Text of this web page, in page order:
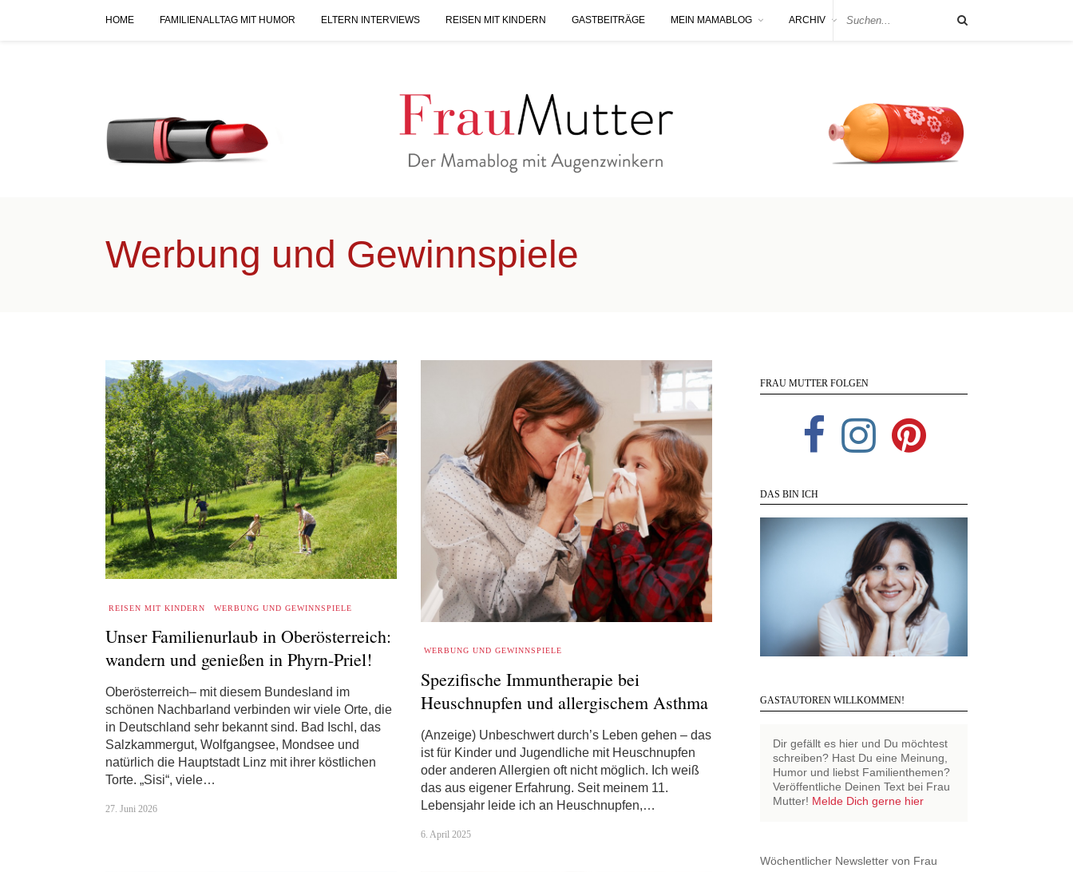
HOME FAMILIENALLTAG MIT HUMOR ELTERN INTERVIEWS REISEN MIT KINDERN GASTBEITRÄGE MEIN MAMABLOG ARCHIV
Werbung und Gewinnspiele
REISEN MIT KINDERN WERBUNG UND GEWINNSPIELE
Unser Familienurlaub in Oberösterreich:
wandern und genießen in Phyrn-Priel!
Oberösterreich– mit diesem Bundesland im
schönen Nachbarland verbinden wir viele Orte, die
in Deutschland sehr bekannt sind. Bad Ischl, das
Salzkammergut, Wolfgangsee, Mondsee und
natürlich die Hauptstadt Linz mit ihrer köstlichen
Torte. „Sisi“, viele…
27. Juni 2026
WERBUNG UND GEWINNSPIELE
Spezifische Immuntherapie bei
Heuschnupfen und allergischem Asthma
(Anzeige) Unbeschwert durch’s Leben gehen – das
ist für Kinder und Jugendliche mit Heuschnupfen
oder anderen Allergien oft nicht möglich. Ich weiß
das aus eigener Erfahrung. Seit meinem 11.
Lebensjahr leide ich an Heuschnupfen,…
6. April 2025
FRAU MUTTER FOLGEN
DAS BIN ICH
GASTAUTOREN WILLKOMMEN!
Dir gefällt es hier und Du möchtest
schreiben? Hast Du eine Meinung,
Humor und liebst Familienthemen?
Veröffentliche Deinen Text bei Frau
Mutter! Melde Dich gerne hier
Wöchentlicher Newsletter von Frau